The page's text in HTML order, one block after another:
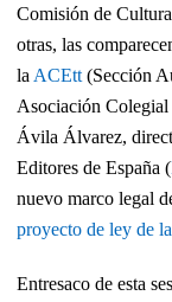
Comisión de
otras, las
la ACEtt (Sección
Asociación Colegial
Ávila Álvarez,
Editores de España (
nuevo marco legal
proyecto de ley de
Entresaco de esta